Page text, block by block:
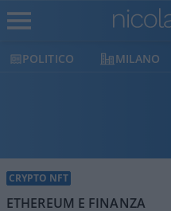
MILANO
CRYPTO NFT
ETHEREUM E FINANZA